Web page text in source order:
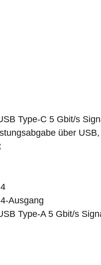
Type-C 5 Gbit/s
über USB,
Ausgang
Type-A 5 Gbit/s